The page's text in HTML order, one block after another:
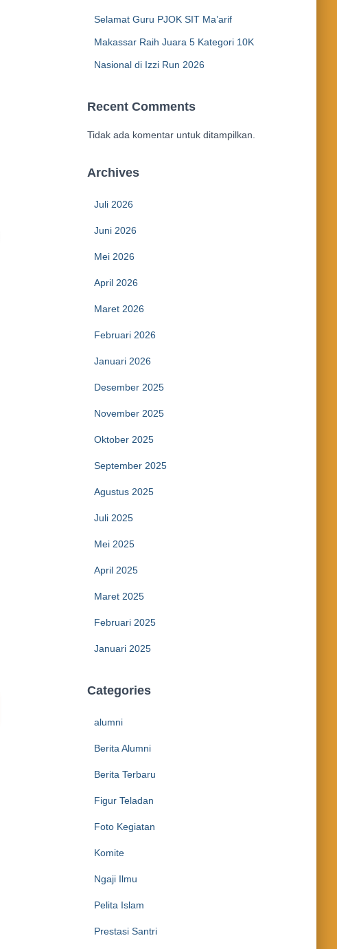
Selamat Guru PJOK SIT Ma’arif
Makassar Raih Juara 5 Kategori 10K
Nasional di Izzi Run 2026
Recent Comments
Tidak ada komentar untuk ditampilkan.
Archives
Juli 2026
Juni 2026
Mei 2026
April 2026
Maret 2026
Februari 2026
Januari 2026
Desember 2025
November 2025
Oktober 2025
September 2025
Agustus 2025
Juli 2025
Mei 2025
April 2025
Maret 2025
Februari 2025
Januari 2025
Categories
alumni
Berita Alumni
Berita Terbaru
Figur Teladan
Foto Kegiatan
Komite
Ngaji Ilmu
Pelita Islam
Prestasi Santri